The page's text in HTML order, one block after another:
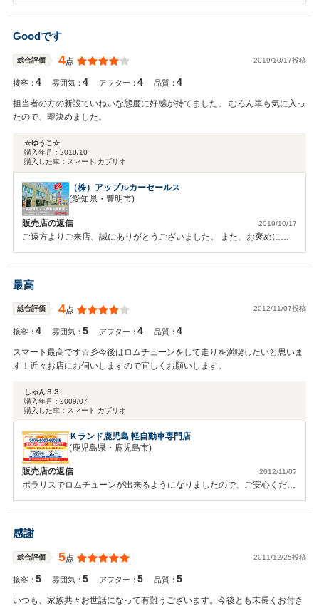
や部品交換、車両の不具合などございましたら何時でもお気軽にご連絡
くお願いいたします。
ければうれしいです。いろいろバタバタしまして申し訳ございませんで
て深く感謝致します。ありがとうございました。 エルゴ 店主
Goodです
総合評価 4点 2019/10/17投稿
接客：4 雰囲気：4 アフター：4 品質：4
担当者の方の新設ていねいな態度に好感が持てました。 むろん車も気に入っ
たので、即決めました。
☆ゆうこ☆
購入年月： 2019/10
購入した車： スマート カブリオ
（株）アップルカーセールス
(愛知県・豊明市)
販売店の返信 2019/10/17
ご遠方よりご来店、誠にありがとうございました。 また、お褒めに頂
ご来店、誠に感謝しております。 今では珍しいお車となってしまいま
したが、しっかり整備もさせて頂きましたし、悪い部品は交換させて頂
きましたので、 お洒落なカーライフをお過ごしできるようお祈りして
おります。 この度は、誠にありがとうございました。
最高
総合評価 4点 2012/11/07投稿
接客：4 雰囲気：5 アフター：4 品質：4
スマート最高です☆彡今後はロムチューンをして走りを満喫したいと思いま
す！近々お店にお伺いしますので宜しくお願いします。
しゅん３３
購入年月： 2009/07
購入した車： スマート カブリオ
Ｋランド鹿児島 軽自動車専門店
(鹿児島県・鹿児島市)
販売店の返信 2012/11/07
ポラリスでロムチューンが出来るようになりましたので、ご安心くださ
い☆いつでもお声お掛け下さいませ（＾ｖ＾）準備万端です！！
感謝
総合評価 5点 2011/12/25投稿
接客：5 雰囲気：5 アフター：5 品質：5
いつも、家族共々お世話になって有難うございます。今後とも末長くお付き